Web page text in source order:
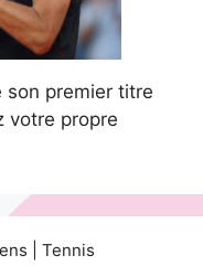
son premier titre
votre propre
Tennis